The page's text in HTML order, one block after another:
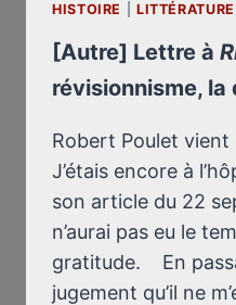
HISTOIRE LITTÉRATURE
[Autre] Lettre à
révisionnisme,
Robert Poulet vient
J’étais encore à
son article du 22
n’aurai pas eu le
gratitude. En
jugement qu’il ne